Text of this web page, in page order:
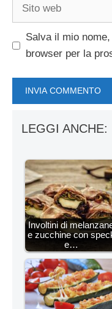
Salva il mio
browser per la
LEGGI ANCHE:
Involtini di
e zucchine con
e…